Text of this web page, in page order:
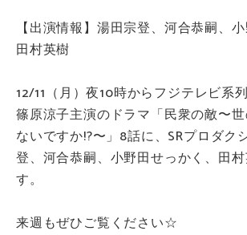
【出演情報】湯田宗登、河合恭嗣、小
田村英樹
12/11（月）夜10時からフジテレビ系
篠原涼子主演のドラマ「民衆の敵〜
ないですか!?〜」8話に、SRプロダク
登、河合恭嗣、小野田せっかく、田
す。
来週もぜひご覧ください☆